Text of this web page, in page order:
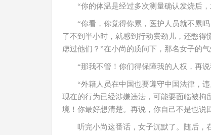
“你的体温是经过多次测量确认发烧后
“你看，你觉得你累，医护人员就不累
了不到半小时，就感到行动费劲儿，还憋
虑过他们？”在小尚的质问下，那名女子的
“那我不管！你们得保障我的人权，再
“外籍人员在中国也要遵守中国法律，
现在的行为已经涉嫌违法，可能要面临被
境！你最好想清楚。再说，你自己不是也说
听完小尚这番话，女子沉默了。随后